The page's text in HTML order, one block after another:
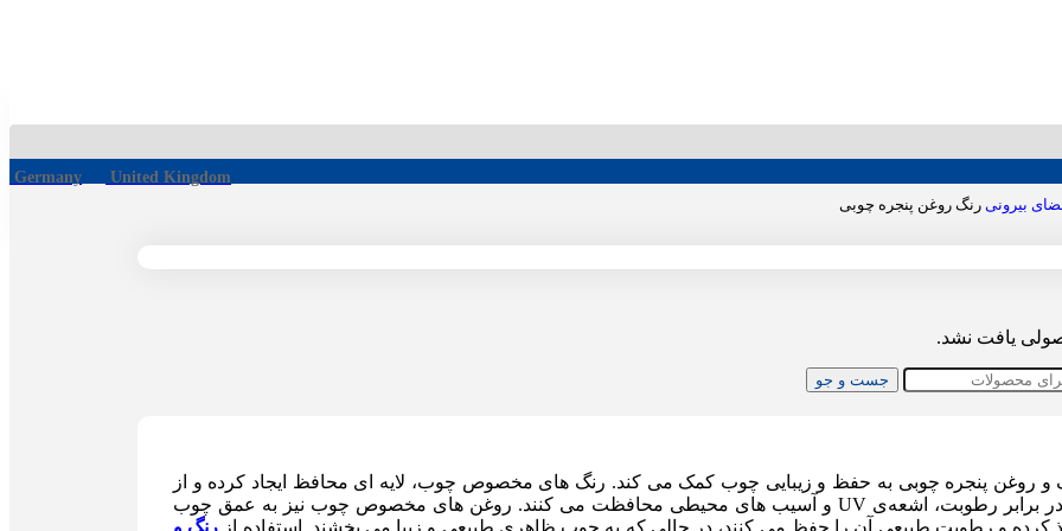
Germany United Kingdom
بیرونی رنگ روغن پنجره چوبی
یافت نشد.
جست و جو
و روغن پنجره چوبی به حفظ و زیبایی چوب کمک می کند. رنگ های مخصوص چوب، لایه ای محافظ ایجاد کرده و از
آن در برابر رطوبت، اشعه‌ی UV و آسیب های محیطی محافظت می کنند. روغن های مخصوص چوب نیز به عمق چوب
کرده و رطوبت طبیعی آن را حفظ می کنند، در حالی که به چوب ظاهری طبیعی و زیبا می بخشند. استفاده از رنگ و